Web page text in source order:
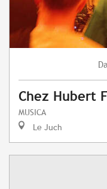
Chez Hubert
MUSICA
Le Juch